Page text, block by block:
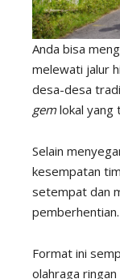
Anda bisa
melewati jalur
desa-desa
gem lokal yang
Selain
kesempatan
setempat dan
pemberhentian.
Format ini
olahraga